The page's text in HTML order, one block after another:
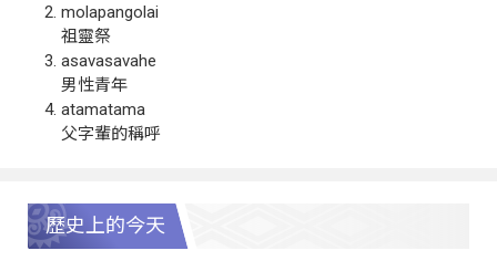
molapangolai
祖靈祭
asavasavahe
男性青年
atamatama
父字輩的稱呼
歷史上的今天